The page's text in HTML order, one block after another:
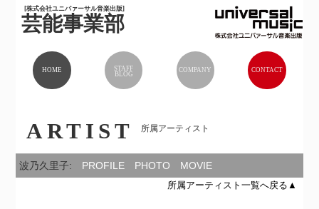
[株式会社ユニバァーサル音楽出版]
芸能事業部
HOME
STAFF
BLOG
COMPANY CONTACT
ARTIST 所属アーティスト
波乃久里子: PROFILE PHOTO MOVIE
所属アーティスト一覧へ戻る▲